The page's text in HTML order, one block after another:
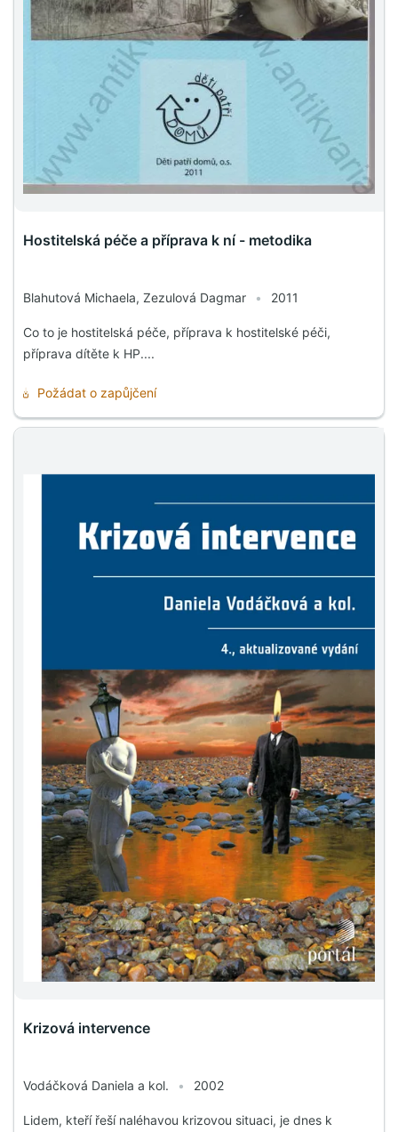
Hostitelská péče a příprava k ní - metodika
Blahutová Michaela, Zezulová Dagmar • 2011
Co to je hostitelská péče, příprava k hostitelské péči,
příprava dítěte k HP....
Požádat o zapůjčení
Krizová intervence
Vodáčková Daniela a kol. • 2002
Lidem, kteří řeší naléhavou krizovou situaci, je dnes k